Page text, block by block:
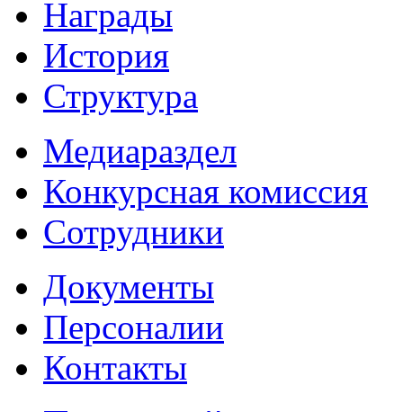
Награды
История
Структура
Медиараздел
Конкурсная комиссия
Сотрудники
Документы
Персоналии
Контакты